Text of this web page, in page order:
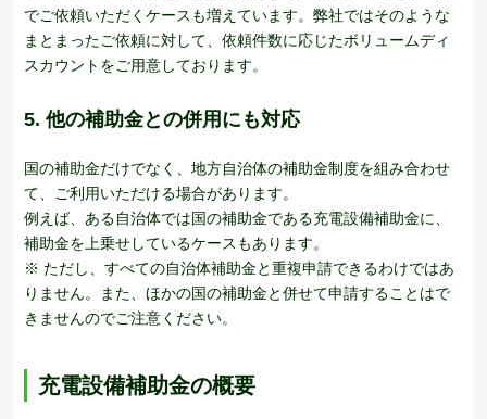
でご依頼いただくケースも増えています。弊社ではそのような
まとまったご依頼に対して、依頼件数に応じたボリュームディ
スカウントをご用意しております。
5. 他の補助金との併用にも対応
国の補助金だけでなく、地方自治体の補助金制度を組み合わせ
て、ご利用いただける場合があります。
例えば、ある自治体では国の補助金である充電設備補助金に、
補助金を上乗せしているケースもあります。
※ ただし、すべての自治体補助金と重複申請できるわけではあ
りません。また、ほかの国の補助金と併せて申請することはで
きませんのでご注意ください。
充電設備補助金の概要